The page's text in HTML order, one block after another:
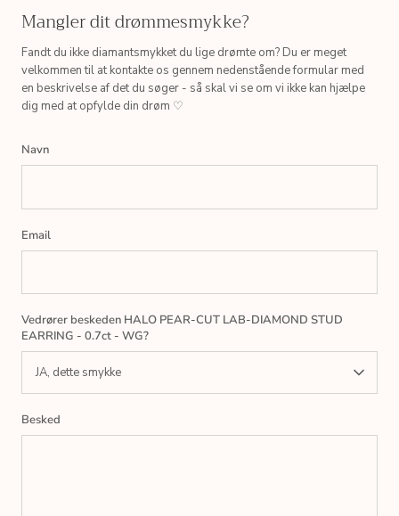
Mangler dit drømmesmykke?
Fandt du ikke diamantsmykket du lige drømte om? Du er meget
velkommen til at kontakte os gennem nedenstående formular med
en beskrivelse af det du søger - så skal vi se om vi ikke kan hjælpe
dig med at opfylde din drøm ♡
Navn
Email
Vedrører beskeden HALO PEAR-CUT LAB-DIAMOND STUD
EARRING - 0.7ct - WG?
JA, dette smykke
Besked